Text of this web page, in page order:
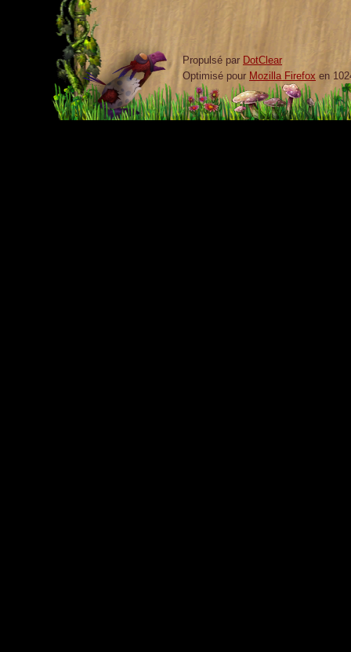
Propulsé par DotClear
Optimisé pour Mozilla Firefox en